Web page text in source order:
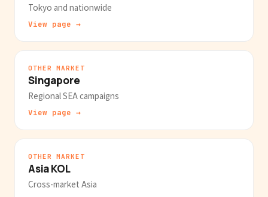
Tokyo and nationwide
View page →
OTHER MARKET
Singapore
Regional SEA campaigns
View page →
OTHER MARKET
Asia KOL
Cross-market Asia